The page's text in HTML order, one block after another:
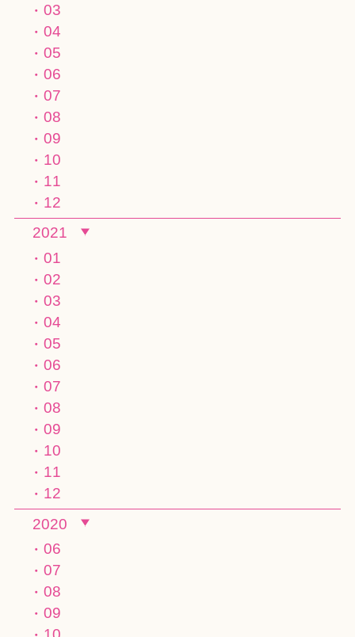
03
04
05
06
07
08
09
10
11
12
2021
01
02
03
04
05
06
07
08
09
10
11
12
2020
06
07
08
09